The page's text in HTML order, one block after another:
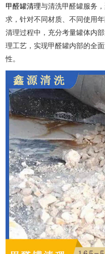
甲醛罐清理与清洗甲醛罐服务
求，针对不同材质、不同使用
清理过程中，充分考量罐体内
理工艺，实现甲醛罐内部的全
性。